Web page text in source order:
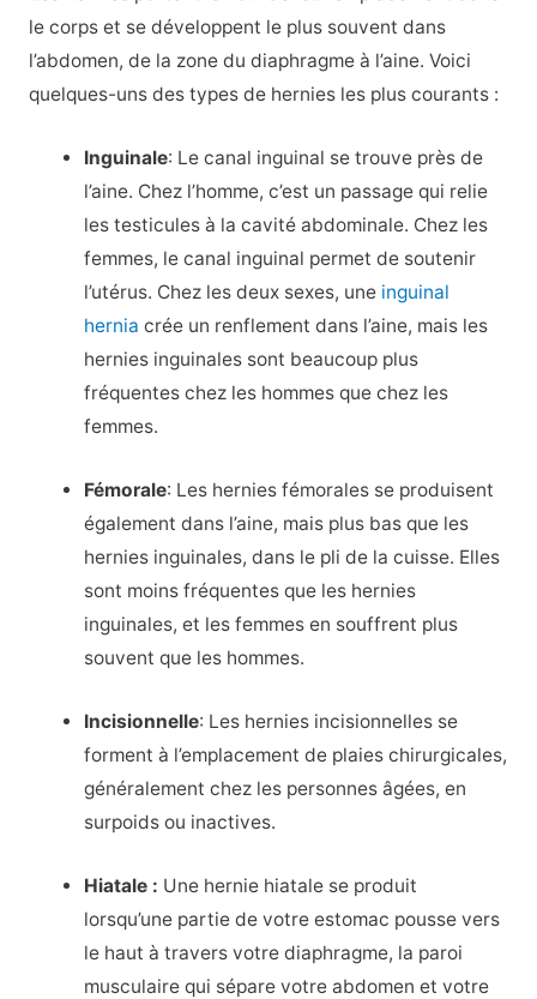
le corps et se développent le plus souvent dans
l’abdomen, de la zone du diaphragme à l’aine. Voici
quelques-uns des types de hernies les plus courants :
Inguinale: Le canal inguinal se trouve près de
l’aine. Chez l’homme, c’est un passage qui relie
les testicules à la cavité abdominale. Chez les
femmes, le canal inguinal permet de soutenir
l’utérus. Chez les deux sexes, une inguinal
hernia crée un renflement dans l’aine, mais les
hernies inguinales sont beaucoup plus
fréquentes chez les hommes que chez les
femmes.
Fémorale: Les hernies fémorales se produisent
également dans l’aine, mais plus bas que les
hernies inguinales, dans le pli de la cuisse. Elles
sont moins fréquentes que les hernies
inguinales, et les femmes en souffrent plus
souvent que les hommes.
Incisionnelle: Les hernies incisionnelles se
forment à l’emplacement de plaies chirurgicales,
généralement chez les personnes âgées, en
surpoids ou inactives.
Hiatale : Une hernie hiatale se produit
lorsqu’une partie de votre estomac pousse vers
le haut à travers votre diaphragme, la paroi
musculaire qui sépare votre abdomen et votre